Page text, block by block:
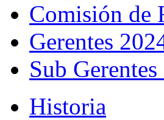
Comisión de
Gerentes
Sub
Historia